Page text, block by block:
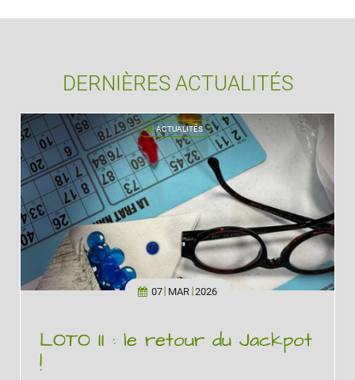
DERNIÈRES ACTUALITÉS
ACTUALITÉS '
07 MAR 2026
LOTO II : le retour du Jackpot
!